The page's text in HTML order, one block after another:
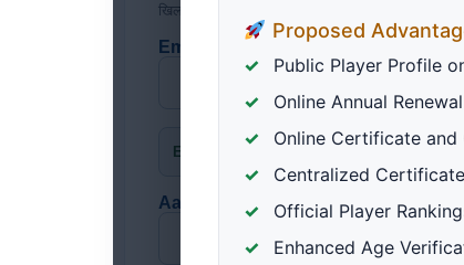
Proposed
Public Player Profile
Online Annual
Online Certificate
Centralized
Official Player
Enhanced Age
खिलाड़ी के पास मोबाइल नंबर नहीं है, तो माता-पिता का
Email / ईमेल *
Enter an active email address and
Aadhaar number / आधार संख्या *